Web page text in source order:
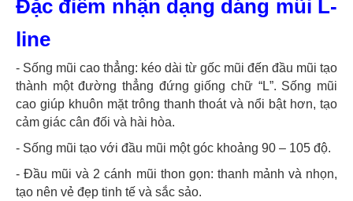
Đặc điểm nhận dạng dáng mũi L-
line
- Sống mũi cao thẳng: kéo dài từ gốc mũi đến đầu mũi tạo
thành một đường thẳng đứng giống chữ “L”. Sống mũi
cao giúp khuôn mặt trông thanh thoát và nổi bật hơn, tạo
cảm giác cân đối và hài hòa.
- Sống mũi tạo với đầu mũi một góc khoảng 90 – 105 độ.
- Đầu mũi và 2 cánh mũi thon gọn: thanh mảnh và nhọn,
tạo nên vẻ đẹp tinh tế và sắc sảo.